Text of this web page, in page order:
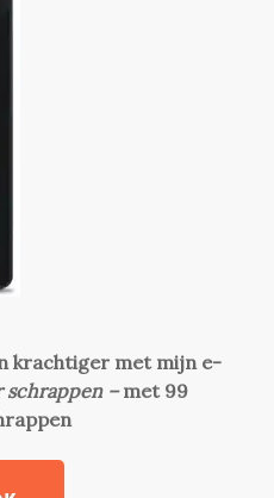
krachtiger met mijn e-
schrappen –met 99